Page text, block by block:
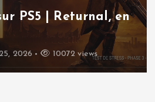
PS5 | Returnal, en
2026 10072 views